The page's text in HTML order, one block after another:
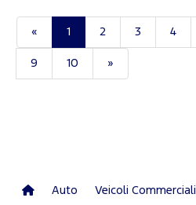
« 1 2 3 4
9 10 »
Auto Veicoli Commerciali